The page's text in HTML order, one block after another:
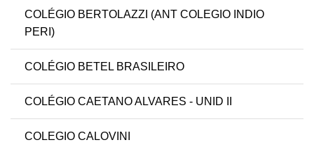
COLÉGIO BERTOLAZZI (ANT COLEGIO INDIO
PERI)
COLÉGIO BETEL BRASILEIRO
COLÉGIO CAETANO ALVARES - UNID II
COLEGIO CALOVINI